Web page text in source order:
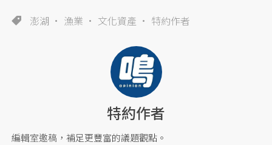
澎湖 漁業 文化資產 特約作者
特約作者
編輯室邀稿，補足更豐富的議題觀點。